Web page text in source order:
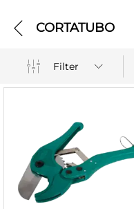
CORTATUBO
Filter